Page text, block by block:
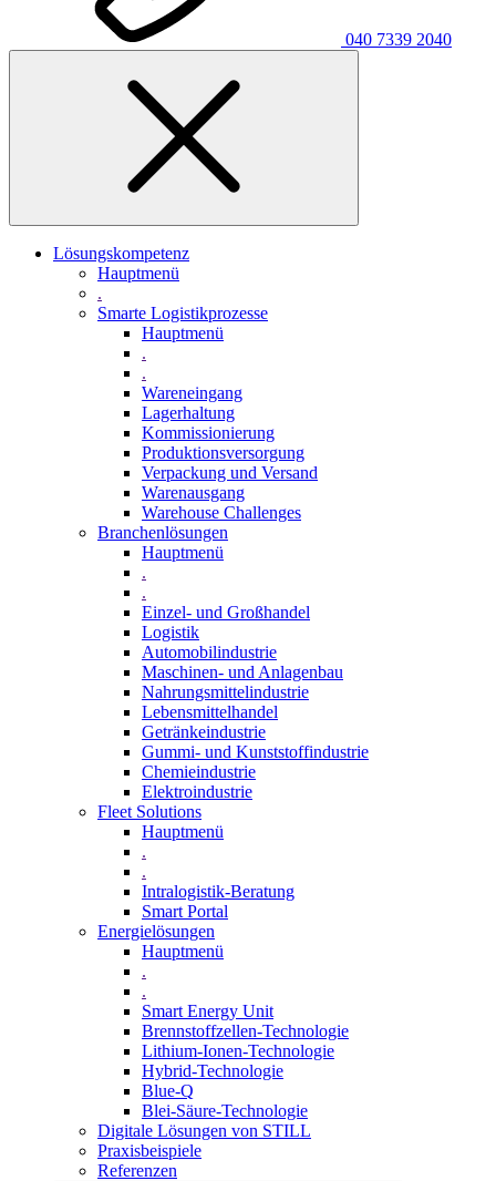
040 7339 2040
Lösungskompetenz
Hauptmenü
.
Smarte Logistikprozesse
Hauptmenü
.
.
Wareneingang
Lagerhaltung
Kommissionierung
Produktionsversorgung
Verpackung und Versand
Warenausgang
Warehouse Challenges
Branchenlösungen
Hauptmenü
.
.
Einzel- und Großhandel
Logistik
Automobilindustrie
Maschinen- und Anlagenbau
Nahrungsmittelindustrie
Lebensmittelhandel
Getränkeindustrie
Gummi­- und Kunststoffindustrie
Chemieindustrie
Elektroindustrie
Fleet Solutions
Hauptmenü
.
.
Intralogistik-Beratung
Smart Portal
Energielösungen
Hauptmenü
.
.
Smart Energy Unit
Brennstoffzellen-Technologie
Lithium-Ionen-Technologie
Hybrid-Technologie
Blue-Q
Blei-Säure-Technologie
Digitale Lösungen von STILL
Praxisbeispiele
Referenzen